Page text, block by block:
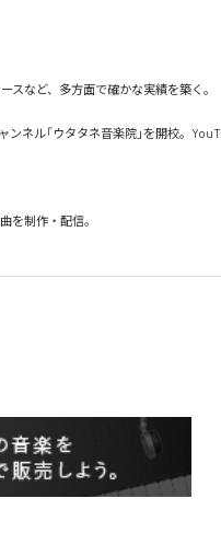
スなど、多方面で確かな実績を築く。
ネル「ウタタネ音楽院」を開校。
を制作・配信。